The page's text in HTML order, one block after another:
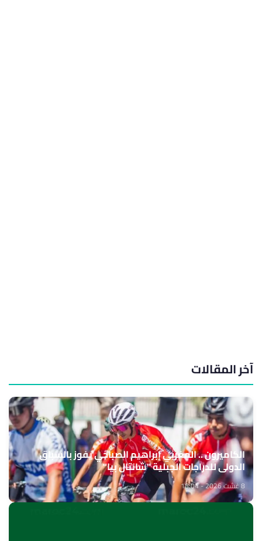
آخر المقالات
الكاميرون .. المغربي إبراهيم الصباحي يفوز بالسباق
الدولي للدراجات الجبلية "شانتال بيا"
8 غشت 2026 - 18:04